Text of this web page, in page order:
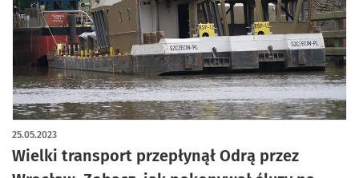
Wielki transport przepłynął Odrą przez
25.05.2023
artykuł z galerią zdjęć